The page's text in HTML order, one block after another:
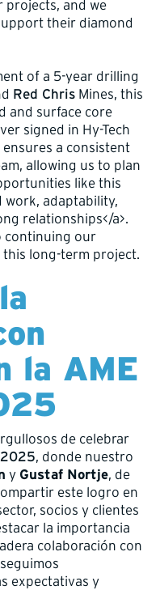
and we
their diamond
of a 5-year drilling
Red Chris Mines, this
and surface core
signed in Hy-Tech
a consistent
allowing us to plan
like this
adaptability,
relationships</a>.
continuing our
long-term project.
la AME
de celebrar
, donde nuestro
y Gustaf Nortje, de
este logro en
socios y clientes
la importancia
colaboración con
expectativas y